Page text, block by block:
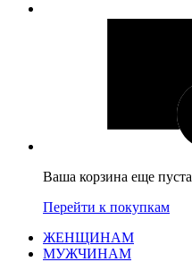
Ваша корзина еще пуста
Перейти к покупкам
ЖЕНЩИНАМ
МУЖЧИНАМ